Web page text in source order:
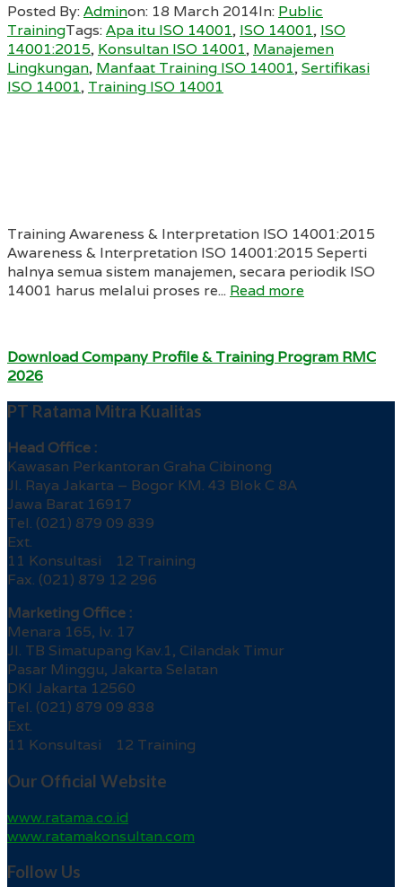
Posted By:Adminon: 18 March 2014In: Public
TrainingTags:Apa itu ISO 14001, ISO 14001, ISO
14001:2015, Konsultan ISO 14001, Manajemen
Lingkungan, Manfaat Training ISO 14001,Sertifikasi
ISO 14001, Training ISO 14001
Training Awareness & Interpretation ISO 14001:2015
Awareness & Interpretation ISO 14001:2015 Seperti
halnya semua sistem manajemen, secara periodik ISO
14001 harus melalui proses re... Read more
Download Company Profile & Training Program RMC
2026
PT Ratama Mitra Kualitas
Head Office :
Kawasan Perkantoran Graha Cibinong
Jl. Raya Jakarta – Bogor KM. 43 Blok C 8A
Jawa Barat 16917
Tel. (021) 879 09 839
Ext.
11 Konsultasi 12 Training
Fax. (021) 879 12 296
Marketing Office :
Menara 165, lv. 17
Jl. TB Simatupang Kav.1, Cilandak Timur
Pasar Minggu, Jakarta Selatan
DKI Jakarta 12560
Tel. (021) 879 09 838
Ext.
11 Konsultasi 12 Training
Our Official Website
www.ratama.co.id
www.ratamakonsultan.com
Follow Us